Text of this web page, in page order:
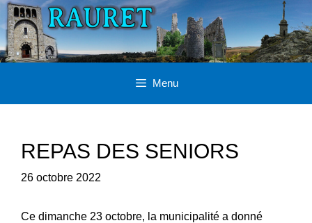
Aller
au
contenu
Menu
REPAS DES SENIORS
26 octobre 2022
Ce dimanche 23 octobre, la municipalité a donné